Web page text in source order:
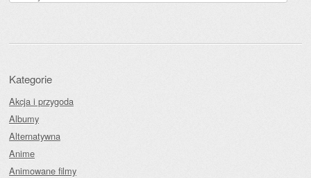
Kategorie
Akcja i przygoda
Albumy
Alternatywna
Anime
Animowane filmy